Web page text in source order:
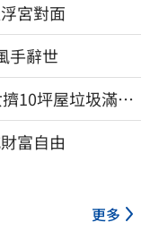
宮對面
手辭世
10坪屋垃圾滿地
富自由
更多